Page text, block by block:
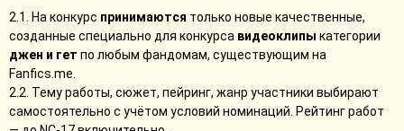
2.1. На конкурс принимаются только новые качественные,
созданные специально для конкурса видеоклипы категории
джен и гет по любым фандомам, существующим на
Fanfics.me.
2.2. Тему работы, сюжет, пейринг, жанр участники выбирают
самостоятельно с учётом условий номинаций. Рейтинг работ